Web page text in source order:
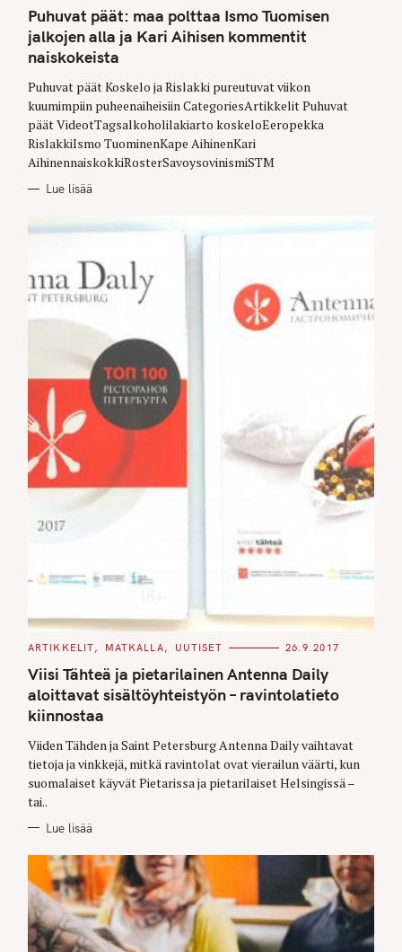
T
E
G
O
R
I
S
Puhuvat päät: maa polttaa Ismo Tuomisen
jalkojen alla ja Kari Aihisen kommentit
naiskokeista
Puhuvat päät Koskelo ja Rislakki pureutuvat viikon
kuumimpiin puheenaiheisiin CategoriesArtikkelit Puhuvat
päät VideotTagsalkoholilakiarto koskeloEeropekka
RislakkiIsmo TuominenKape AihinenKari
AihinennaiskokkiRosterSavoysovinismiSTM
Lue lisää
C
T
E
G
O
R
I
S
ARTIKKELIT MATKALLA UUTISET 26.9.2017
Viisi Tähteä ja pietarilainen Antenna Daily
aloittavat sisältöyhteistyön – ravintolatieto
kiinnostaa
Viiden Tähden ja Saint Petersburg Antenna Daily vaihtavat
tietoja ja vinkkejä, mitkä ravintolat ovat vierailun väärti, kun
suomalaiset käyvät Pietarissa ja pietarilaiset Helsingissä –
tai..
Lue lisää